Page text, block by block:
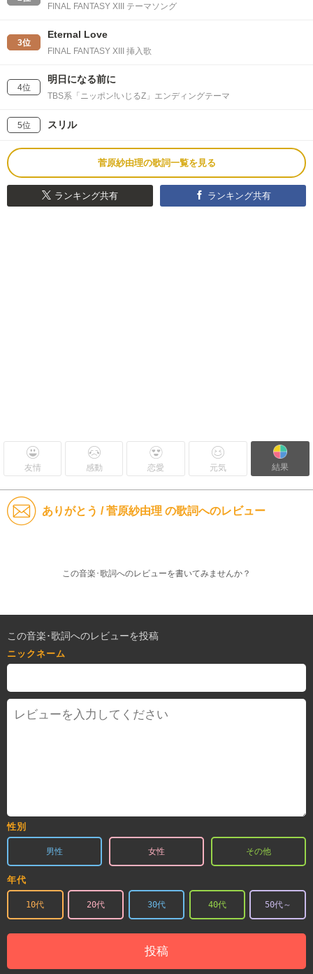
FINAL FANTASY XIII テーマソング
3位
Eternal Love
FINAL FANTASY XIII 挿入歌
4位
明日になる前に
TBS系「ニッポン!いじるZ」エンディングテーマ
5位 スリル
菅原紗由理の歌詞一覧を見る
ランキング共有 ランキング共有
友情 感動 恋愛 元気 結果
ありがとう / 菅原紗由理 の歌詞へのレビュー
この音楽･歌詞へのレビューを書いてみませんか？
この音楽･歌詞へのレビューを投稿
ニックネーム
性別
男性 女性 その他
年代
10代 20代 30代 40代 50代～
投稿